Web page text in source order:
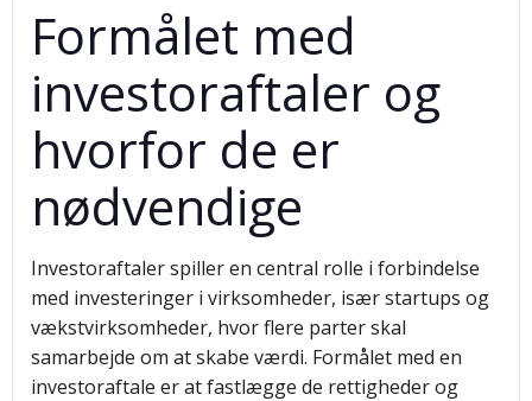
Formålet med
investoraftaler og
hvorfor de er
nødvendige
Investoraftaler spiller en central rolle i forbindelse
med investeringer i virksomheder, især startups og
vækstvirksomheder, hvor flere parter skal
samarbejde om at skabe værdi. Formålet med en
investoraftale er at fastlægge de rettigheder og